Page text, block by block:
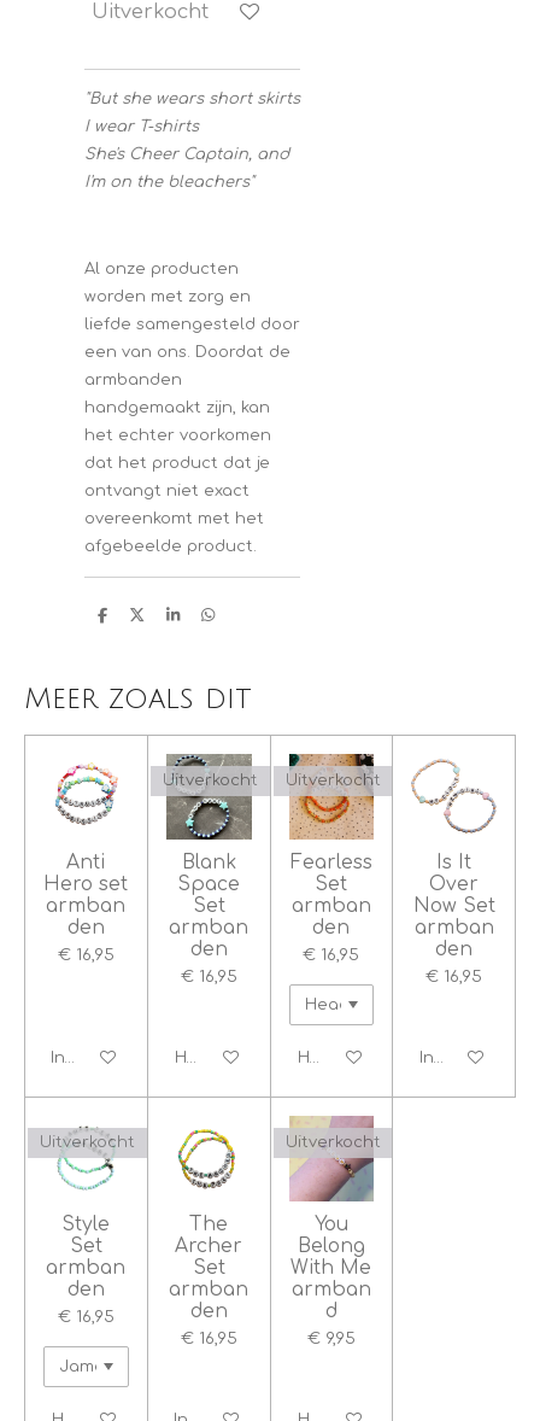
Uitverkocht
"But she wears short skirts
I wear T-shirts
She's Cheer Captain, and
I'm on the bleachers"
Al onze producten
worden met zorg en
liefde samengesteld door
een van ons. Doordat de
armbanden
handgemaakt zijn, kan
het echter voorkomen
dat het product dat je
ontvangt niet exact
overeenkomt met het
afgebeelde product.
D
D
S
D
Meer zoals dit
Anti
Hero set
armban
den
€ 16,95
In winkelwagen
Uitverkocht
Blank
Space
Set
armban
den
€ 16,95
Houd mij op de hoogte
Uitverkocht
Fearless
Set
armban
den
€ 16,95
Houd mij op de hoogte
Is It
Over
Now Set
armban
den
€ 16,95
In
Uitverkocht
Style
Set
armban
den
€ 16,95
The
Archer
Set
armban
den
€ 16,95
Uitverkocht
You
Belong
With Me
armban
d
€ 9,95